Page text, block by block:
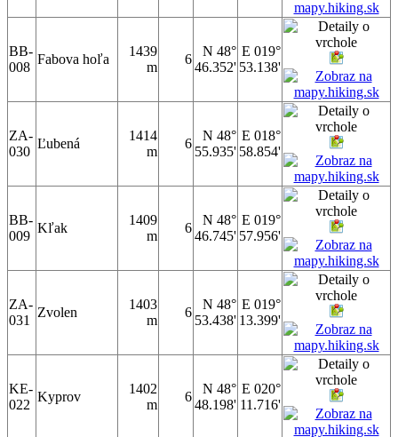
BB-
008
Fabova hoľa
1439
m
6
N 48°
46.352'
E 019°
53.138'
ZA-
030
Ľubená
1414
m
6
N 48°
55.935'
E 018°
58.854'
BB-
009
Kľak
1409
m
6
N 48°
46.745'
E 019°
57.956'
ZA-
031
Zvolen
1403
m
6
N 48°
53.438'
E 019°
13.399'
KE-
022
Kyprov
1402
m
6
N 48°
48.198'
E 020°
11.716'